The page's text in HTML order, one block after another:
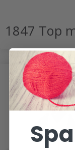
1847 Top
POPULÆRE